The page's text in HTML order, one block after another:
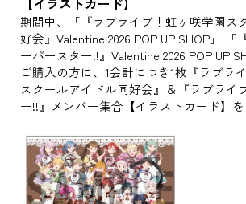
期間中、「『ラブライブ！虹ヶ咲学園ス
好会』Valentine 2026 POP UP SHOP」 「
ーパースター!!』Valentine 2026 POP UP
ご購入の方に、1会計につき1枚『ラブラ
スクールアイドル同好会』＆『ラブライ
ー!!』メンバー集合【イラストカード】を